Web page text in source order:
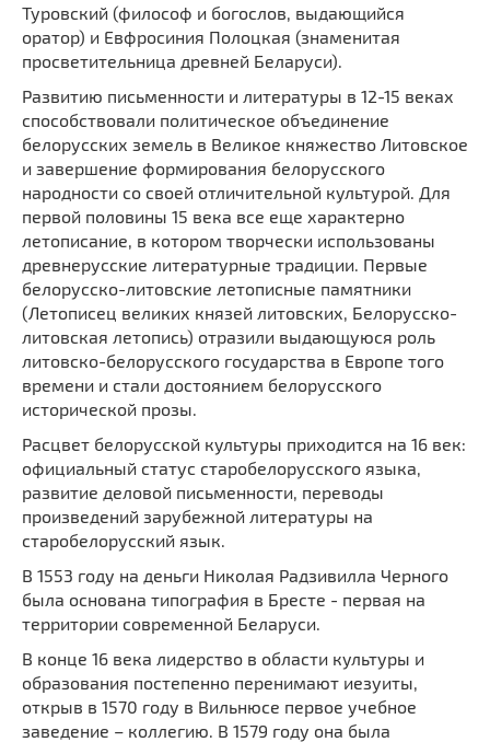
Туровский (философ и богослов, выдающийся
оратор) и Евфросиния Полоцкая (знаменитая
просветительница древней Беларуси).
Развитию письменности и литературы в 12-15 веках
способствовали политическое объединение
белорусских земель в Великое княжество Литовское
и завершение формирования белорусского
народности со своей отличительной культурой. Для
первой половины 15 века все еще характерно
летописание, в котором творчески использованы
древнерусские литературные традиции. Первые
белорусско-литовские летописные памятники
(Летописец великих князей литовских, Белорусско-
литовская летопись) отразили выдающуюся роль
литовско-белорусского государства в Европе того
времени и стали достоянием белорусского
исторической прозы.
Расцвет белорусской культуры приходится на 16 век:
официальный статус старобелорусского языка,
развитие деловой письменности, переводы
произведений зарубежной литературы на
старобелорусский язык.
В 1553 году на деньги Николая Радзивилла Черного
была основана типография в Бресте - первая на
территории современной Беларуси.
В конце 16 века лидерство в области культуры и
образования постепенно перенимают иезуиты,
открыв в 1570 году в Вильнюсе первое учебное
заведение – коллегию. В 1579 году она была